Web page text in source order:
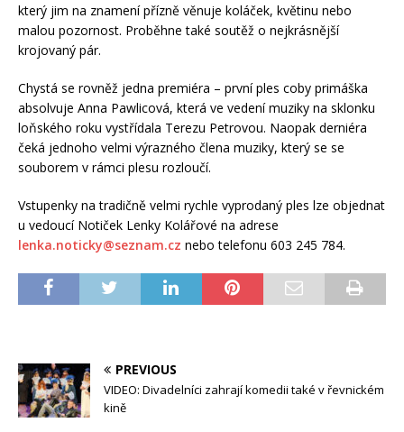
který jim na znamení přízně věnuje koláček, květinu nebo
malou pozornost. Proběhne také soutěž o nejkrásnější
krojovaný pár.
Chystá se rovněž jedna premiéra – první ples coby primáška
absolvuje Anna Pawlicová, která ve vedení muziky na sklonku
loňského roku vystřídala Terezu Petrovou. Naopak derniéra
čeká jednoho velmi výrazného člena muziky, který se se
souborem v rámci plesu rozloučí.
Vstupenky na tradičně velmi rychle vyprodaný ples lze objednat
u vedoucí Notiček Lenky Kolářové na adrese
lenka.noticky@seznam.cz nebo telefonu 603 245 784.
PREVIOUS
VIDEO: Divadelníci zahrají komedii také v řevnickém
kině